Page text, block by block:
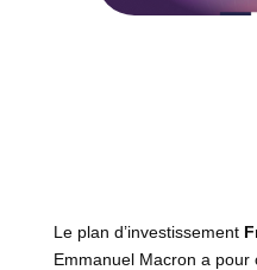
Le plan d’investissement
Emmanuel Macron a